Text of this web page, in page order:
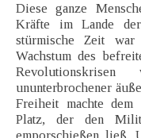
Diese ganze
Kräfte im Lande
stürmische Zeit war
Wachstum des
ununterbrochener
Freiheit machte dem
Platz, der den